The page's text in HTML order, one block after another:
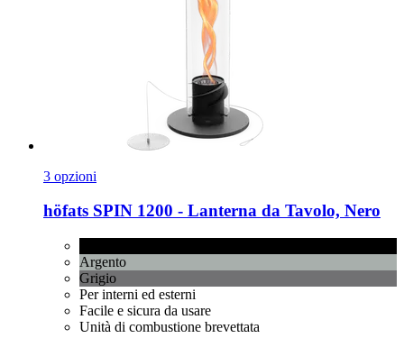
3 opzioni
höfats SPIN 1200 -​ Lanterna da Tavolo, Nero
Argento
Grigio
Per interni ed esterni
Facile e sicura da usare
Unità di combustione brevettata